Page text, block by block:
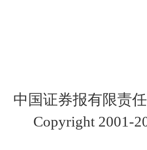
中国证券报有限责
Copyright 2001-